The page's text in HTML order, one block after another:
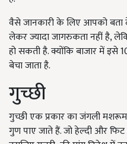
वैसे जानकारी के लिए आपको बता
लेकर ज्यादा जागरुकता नहीं है,
हो सकती है. क्योंकि बाजार में इसे
बेचा जाता है.
गुच्छी
गुच्छी एक प्रकार का जंगली
गुण पाए जाते हैं. जो हेल्दी और